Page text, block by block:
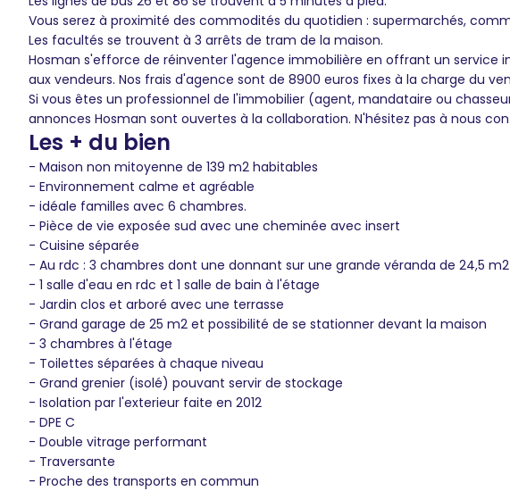
Vous serez à proximité des commodités du quotidien : supermarchés,
Les facultés se trouvent à 3 arrêts de tram de la maison.
Hosman s'efforce de réinventer l'agence immobilière en offrant un service
aux vendeurs. Nos frais d'agence sont de 8900 euros fixes à la charge du
Si vous êtes un professionnel de l'immobilier (agent, mandataire ou
annonces Hosman sont ouvertes à la collaboration. N'hésitez pas à nous
Les + du bien
- Maison non mitoyenne de 139 m2 habitables
- Environnement calme et agréable
- idéale familles avec 6 chambres.
- Pièce de vie exposée sud avec une cheminée avec insert
- Cuisine séparée
- Au rdc : 3 chambres dont une donnant sur une grande véranda de 24,5 m2
- 1 salle d'eau en rdc et 1 salle de bain à l'étage
- Jardin clos et arboré avec une terrasse
- Grand garage de 25 m2 et possibilité de se stationner devant la maison
- 3 chambres à l'étage
- Toilettes séparées à chaque niveau
- Grand grenier (isolé) pouvant servir de stockage
- Isolation par l'exterieur faite en 2012
- DPE C
- Double vitrage performant
- Traversante
- Proche des transports en commun